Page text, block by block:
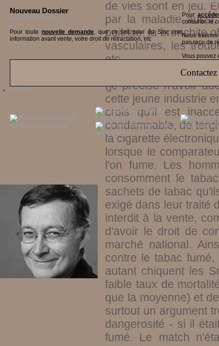
Nouveau Dossier
Ouvrir un Dossier
Pour toute nouvelle demande, que ce soit pour du Sav, une
information avant vente, votre droit de rétractation, etc
Pour
consulter, le
Nous
pas reçu de
Vous pouvez
Le Blog
Matériel et E-Liquide
E-
Cigarette et Santé
Tous
nos Concours
Découvrir la
de vies sont en jeu.
par la maladie
poitrine, la bronchite
vasculaires, les
etc...
Je ne suis pas là
(je précise n'avoir
cette jeune industrie
crois qu'il est
condamnable, de
la cigarette
lorsque le
l'on fume. Les
consomment le
sachets de tabac
exigé dans leur traité
interdit à la vente,
d'avoir le droit de
marché national.
contre le tabac
autant chiquent les
faible taux de
que la moyenne) et
surtout un argument
dangerosité - si il
fumé. Le match